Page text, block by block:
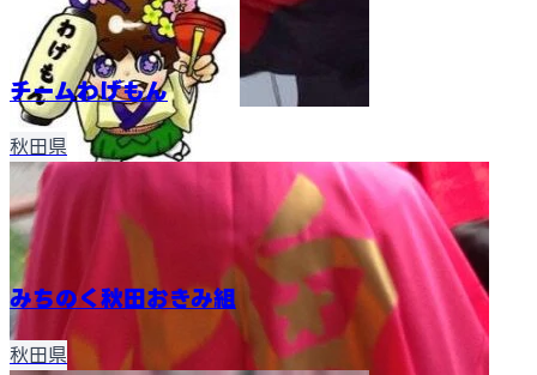
チームわげもん
秋田県
みちのく秋田おきみ組
秋田県